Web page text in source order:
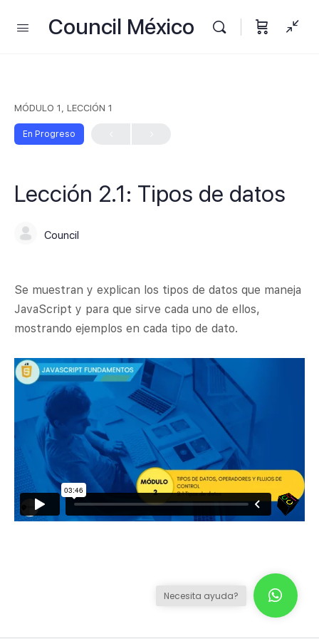
Council México
MÓDULO 1, LECCIÓN 1
En Progreso
Lección 2.1: Tipos de datos
Council
Se muestran y explican los tipos de datos que maneja
JavaScript y para que sirve cada uno de ellos,
mostrando ejemplos en cada tipo de dato.
Necesita ayuda?